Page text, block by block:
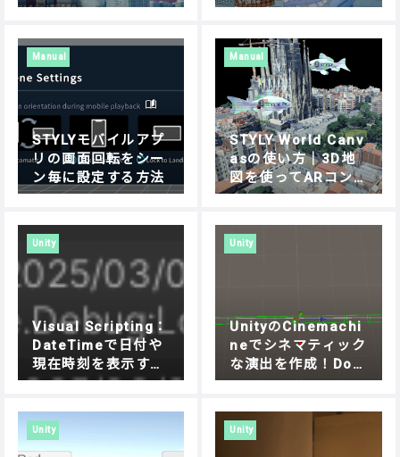
び方・操作方法を解
Manual
STYLYモバイルアプ
リの画面回転をシー
ン毎に設定する方法
Manual
STYLY World Canv
asの使い方｜3D地
図を使ってARコン
テンツを制作する方
Unity
Visual Scripting：
DateTimeで日付や
現在時刻を表示する
方法
Unity
UnityのCinemachi
neでシネマティック
な演出を作成！Doll
y Cartでオブジェク
法
Unity Unity